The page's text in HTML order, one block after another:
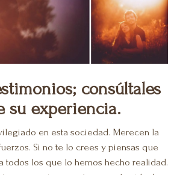
consúltales
su experiencia.
en esta sociedad. Merecen la
Si no te lo crees y piensas que
todos los que lo hemos hecho realidad.